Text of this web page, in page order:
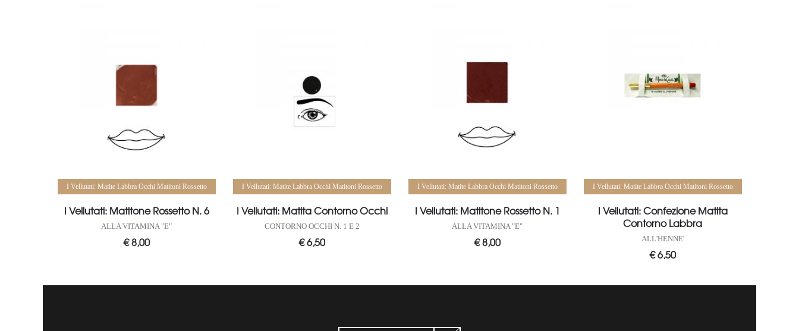
Aggiungi al carrello
I Vellutati: Matite Labbra Occhi Matitoni Rossetto
I Vellutati: Matitone Rossetto N. 6
ALLA VITAMINA "E"
€8,00
Aggiungi al carrello
I Vellutati: Matite Labbra Occhi Matitoni Rossetto
I Vellutati: Matita Contorno Occhi
CONTORNO OCCHI N. 1 E 2
€6,50
Aggiungi al carrello
I Vellutati: Matite Labbra Occhi Matitoni Rossetto
I Vellutati: Matitone Rossetto N. 1
ALLA VITAMINA "E"
€8,00
Aggiungi al carrello
I Vellutati: Matite Labbra Occhi Matitoni Rossetto
I Vellutati: Confezione Matita
Contorno Labbra
ALL'HENNE'
€6,50